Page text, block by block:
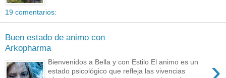
19 comentarios:
Buen estado de animo con
Arkopharma
Bienvenidos a Bella y con Estilo El animo es un
estado psicológico que reﬂeja las vivencias